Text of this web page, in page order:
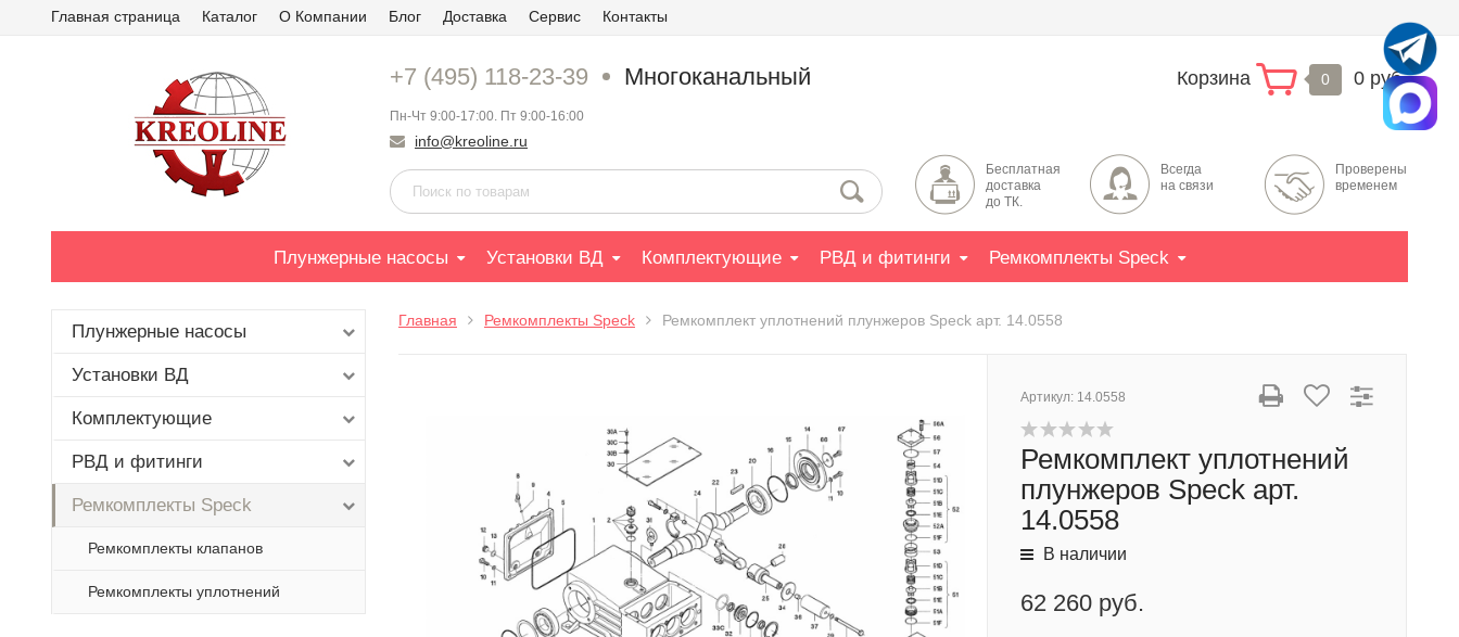
Главная страница Каталог О Компании Блог Доставка Сервис Контакты
+7 (495) 118-23-39 Многоканальный
Пн-Чт 9:00-17:00. Пт 9:00-16:00
info@kreoline.ru
Корзина 0 0 руб.
Бесплатная
доставка
до ТК.
Всегда
на связи
Проверены
временем
Плунжерные насосы Установки ВД Комплектующие РВД и фитинги Ремкомплекты Speck
Плунжерные насосы
Установки ВД
Комплектующие
РВД и фитинги
Ремкомплекты Speck
Ремкомплекты клапанов
Ремкомплекты уплотнений
Главная Ремкомплекты Speck Ремкомплект уплотнений плунжеров Speck арт. 14.0558
Артикул: 14.0558
Ремкомплект уплотнений
плунжеров Speck арт.
14.0558
В наличии
62 260 руб.